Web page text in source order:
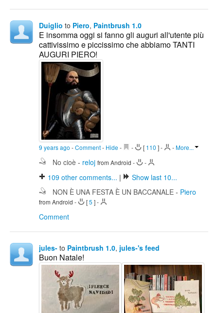
Duiglio to Piero, Paintbrush 1.0
E insomma oggi si fanno gli auguri all'utente più
cattivissimo e piccissimo che abbiamo TANTI
AUGURI PIERO!
9 years ago -Comment- Hide - - [ 110 ]- -More...
No cioè - reloj from Android - -
109 other comments... |
Show last 10...
NON È UNA FESTA È UN BACCANALE - Piero
from Android - [5 ]-
Comment
jules- to Paintbrush 1.0, jules-'s feed
Buon Natale!